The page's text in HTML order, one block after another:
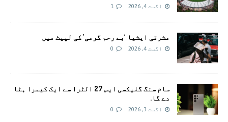
اگست 4, 2026 1
مشرقی ایشیا ‘بے رحم گرمی’ کی لپیٹ میں
اگست 4, 2026 0
سام سنگ گلیکسی ایس 27 الٹرا سے ایک کیمرا ہٹا
دے گا.
اگست 3, 2026 0